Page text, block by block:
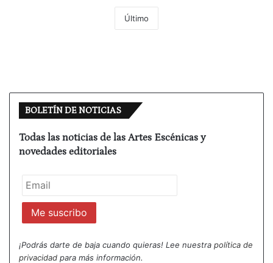
Último
BOLETÍN DE NOTICIAS
Todas las noticias de las Artes Escénicas y
novedades editoriales
¡Podrás darte de baja cuando quieras! Lee nuestra política de
privacidad para más información.